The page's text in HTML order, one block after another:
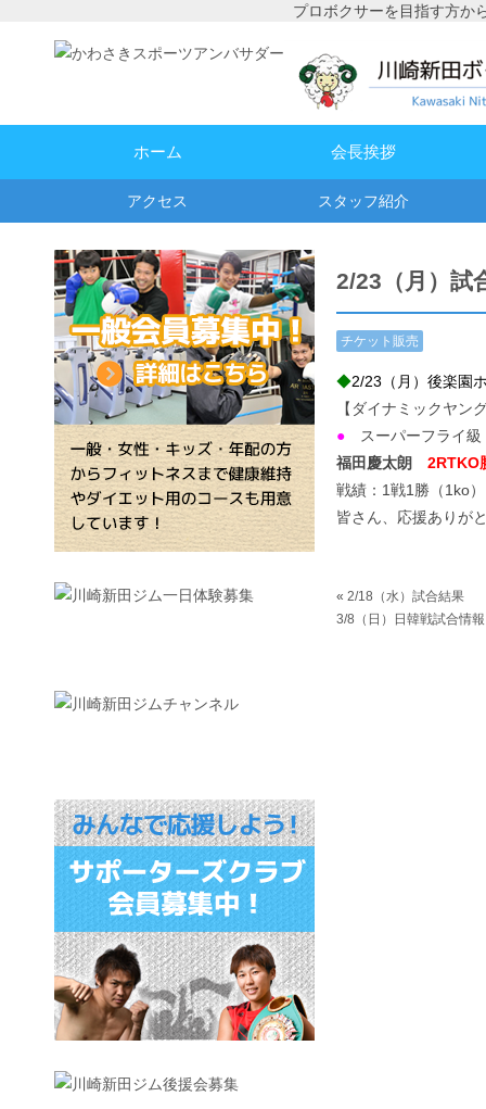
プロボクサーを目指す方か
ホーム 会長挨拶
アクセス スタッフ紹介
2/23（月）試
チケット販売
定・結果
◆2/23（月）後楽園
【ダイナミックヤン
● スーパーフライ
福田慶太朗 2RTKO
戦績：1戦1勝（1ko）
皆さん、応援ありが
« 2/18（水）試合結果
3/8（日）日韓戦試合情報